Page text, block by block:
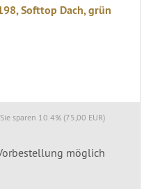
Softtop Dach, grün
Sie sparen 10.4% (75,00 EUR)
möglich